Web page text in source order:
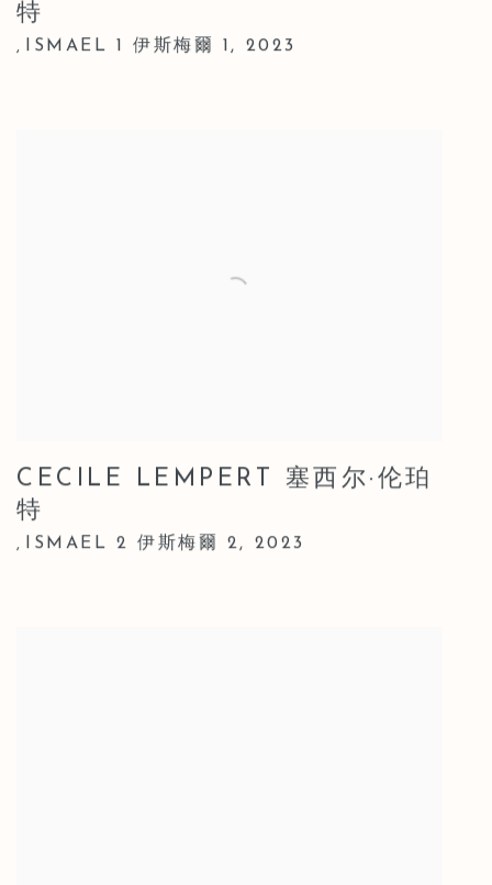
特
, ISMAEL 1 伊斯梅爾 1, 2023
CECILE LEMPERT 塞西尔·伦珀
特
, ISMAEL 2 伊斯梅爾 2, 2023